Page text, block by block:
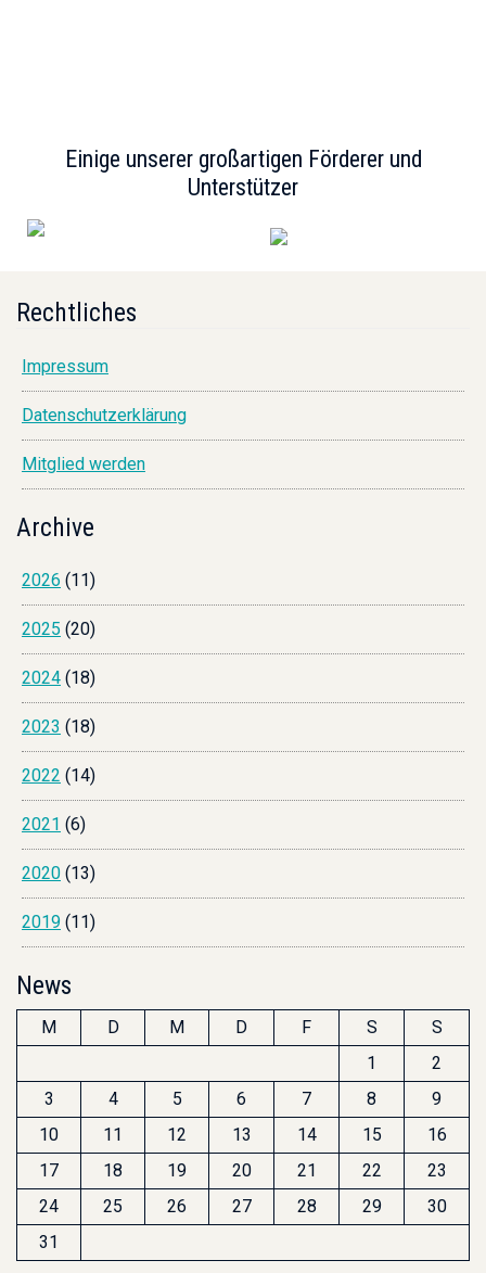
Einige unserer großartigen Förderer und
Unterstützer
Rechtliches
Impressum
Datenschutzerklärung
Mitglied werden
Archive
2026 (11)
2025 (20)
2024 (18)
2023 (18)
2022 (14)
2021 (6)
2020 (13)
2019 (11)
News
M D M D F S
S
1
2
3
4 5 6 7 8
9
10
11 12 13 14 15
16
17
18 19 20 21 22
23
24
25 26 27 28 29
30
31